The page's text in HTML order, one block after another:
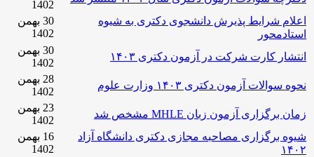
1402
اعلام شرایط پذیرش دانشجوی دکتری به شیوه
استادمحور
30 بهمن
1402
انتشار کارت شرکت در آزمون دکتری ۱۴۰۳
30 بهمن
1402
نحوه سوالات آزمون دکتری ۱۴۰۳ وزارت علوم
28 بهمن
1402
زمان برگزاری آزمون زبان MHLE مشخص شد
23 بهمن
1402
شیوه برگزاری مصاحبه مجازی دکتری دانشگاه آزاد
۱۴۰۲
16 بهمن
1402